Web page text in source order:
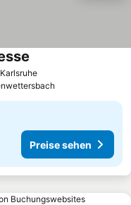
Preise sehen
Preise sehen
Buchungswebsites